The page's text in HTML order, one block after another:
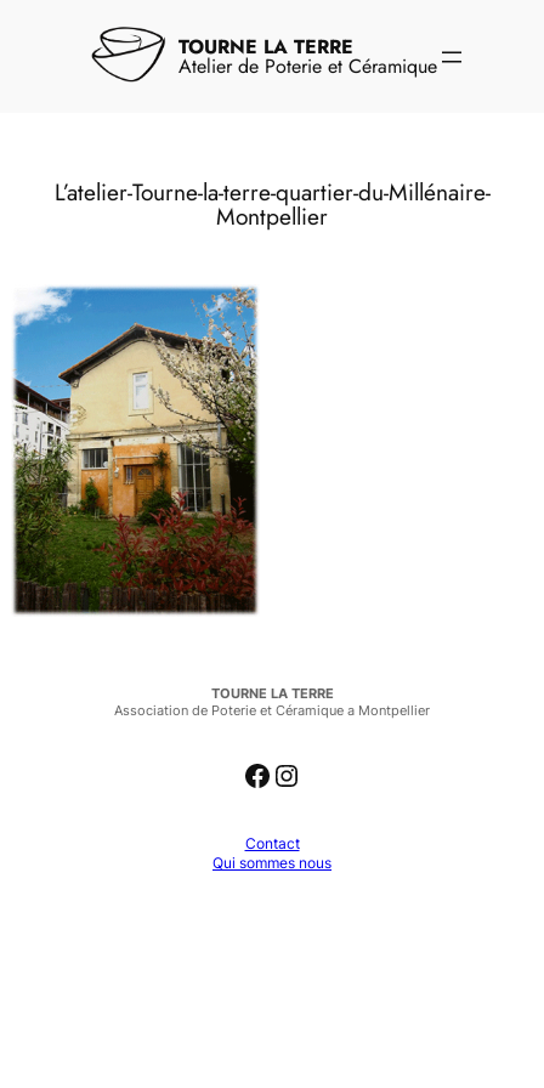
TOURNE LA TERRE
Atelier de Poterie et Céramique
L’atelier-Tourne-la-terre-quartier-du-Millénaire-
Montpellier
TOURNE LA TERRE
Association de Poterie et Céramique a Montpellier
Facebook Instagram
Contact
Qui sommes nous